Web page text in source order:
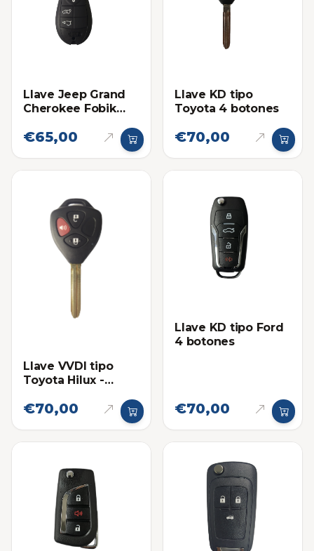
Llave Jeep Grand
Cherokee Fobik
€65,00
Llave KD tipo
Toyota 4 botones
€70,00
Llave VVDI tipo
Toyota Hilux -
€70,00
Llave KD tipo Ford
4 botones
€70,00